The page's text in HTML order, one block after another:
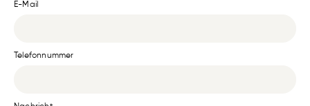
E-Mail
Telefonnummer